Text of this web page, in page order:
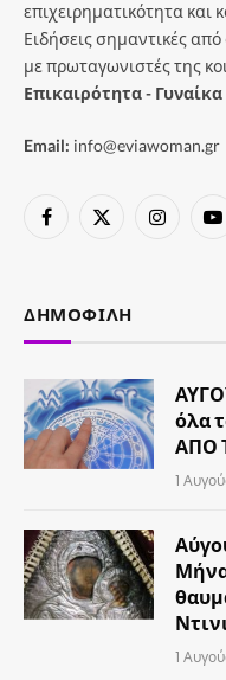
επιχειρηματικότητα και
Ειδήσεις σημαντικές
με πρωταγωνιστές της
Επικαιρότητα -
Email: info@eviawoman.gr
Facebook
X
Instagram
ΔΗΜΟΦΙΛΉ
όλα
ΑΠΟ
1
1